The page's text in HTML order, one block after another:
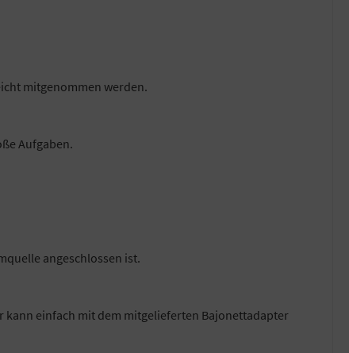
mitgenommen werden.
Aufgaben.
angeschlossen ist.
einfach mit dem mitgelieferten Bajonettadapter